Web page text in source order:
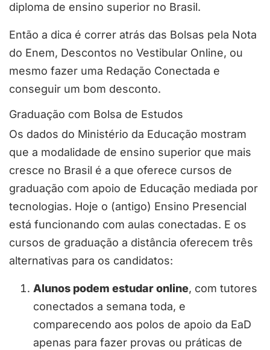
diploma de ensino superior no Brasil.
Então a dica é correr atrás das Bolsas pela Nota
do Enem, Descontos no Vestibular Online, ou
mesmo fazer uma Redação Conectada e
conseguir um bom desconto.
Graduação com Bolsa de Estudos
Os dados do Ministério da Educação mostram
que a modalidade de ensino superior que mais
cresce no Brasil é a que oferece cursos de
graduação com apoio de Educação mediada por
tecnologias. Hoje o (antigo) Ensino Presencial
está funcionando com aulas conectadas. E os
cursos de graduação a distância oferecem três
alternativas para os candidatos:
Alunos podem estudar online, com tutores
conectados a semana toda, e
comparecendo aos polos de apoio da EaD
apenas para fazer provas ou práticas de